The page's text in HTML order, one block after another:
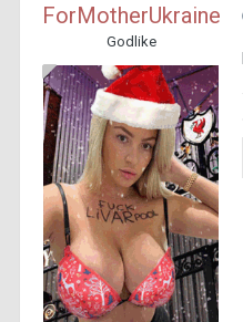
ForMotherUkraine
Godlike